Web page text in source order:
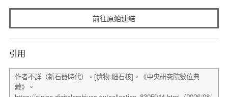
前往原始連結
引用